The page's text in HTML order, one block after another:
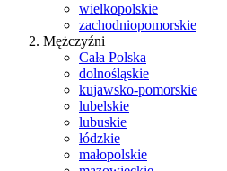
wielkopolskie
zachodniopomorskie
Mężczyźni
Cała Polska
dolnośląskie
kujawsko-pomorskie
lubelskie
lubuskie
łódzkie
małopolskie